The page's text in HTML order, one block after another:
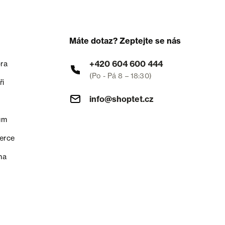
Máte dotaz? Zeptejte se nás
+420 604 600 444
(Po - Pá 8 – 18:30)
info@shoptet.cz